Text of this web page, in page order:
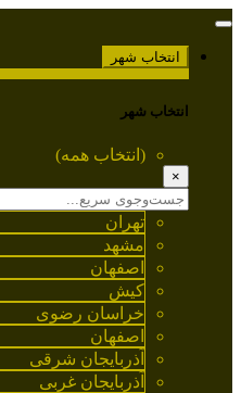
انتخاب شهر
انتخاب شهر
(انتخاب همه)
×
تهران
مشهد
اصفهان
کیش
خراسان رضوی
اصفهان
آذربایجان شرقی
آذربایجان غربی